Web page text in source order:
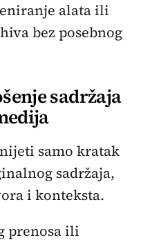
alata ili
bez posebnog
sadržaja
samo kratak
sadržaja,
i konteksta.
prenosa ili